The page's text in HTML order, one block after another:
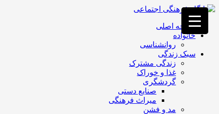
فصد
خون
غرب
تهران
خشکشویی
تصفیه
صفحه اصلی
خانواده
روانشناسی
سبک زندگی
زندگی مشترک
غذا و خوراک
گردشگری
صنایع دستی
میراث فرهنگی
مد و فشن